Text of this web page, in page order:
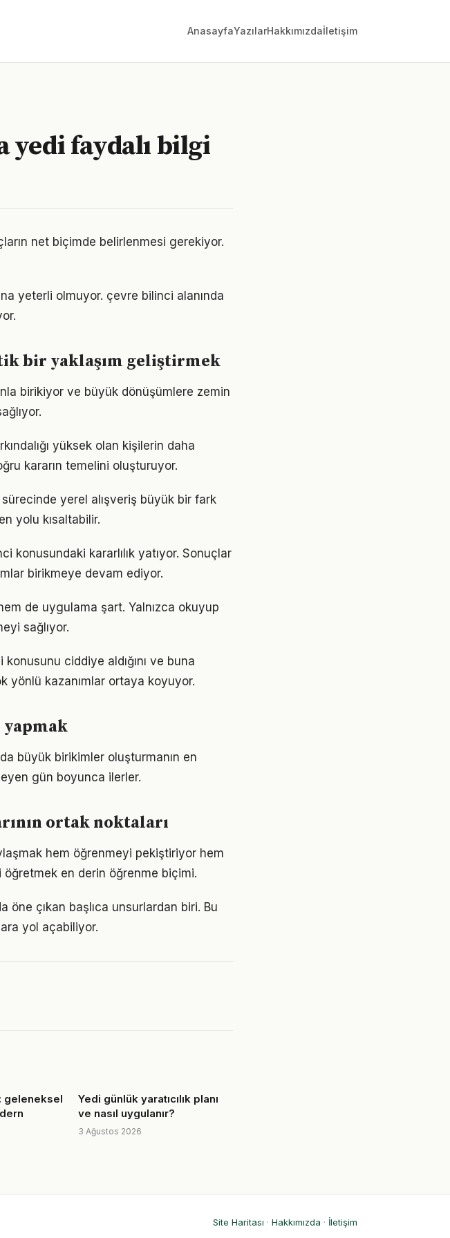
AnasayfaYazılarHakkımızdaİletişim
yedi faydalı bilgi
net biçimde belirlenmesi gerekiyor.
yeterli olmuyor. çevre bilinci alanında
bir yaklaşım geliştirmek
birikiyor ve büyük dönüşümlere zemin
yüksek olan kişilerin daha
kararın temelini oluşturuyor.
sürecinde yerel alışveriş büyük bir fark
yolu kısaltabilir.
konusundaki kararlılık yatıyor. Sonuçlar
birikmeye devam ediyor.
de uygulama şart. Yalnızca okuyup
sağlıyor.
ciddiye aldığını ve buna
yönlü kazanımlar ortaya koyuyor.
yapmak
büyük birikimler oluşturmanın en
gün boyunca ilerler.
ortak noktaları
hem öğrenmeyi pekiştiriyor hem
en derin öğrenme biçimi.
öne çıkan başlıca unsurlardan biri. Bu
yol açabiliyor.
geleneksel
Yedi günlük yaratıcılık planı
ve nasıl uygulanır?
3 Ağustos 2026
Site Haritası · Hakkımızda · İletişim